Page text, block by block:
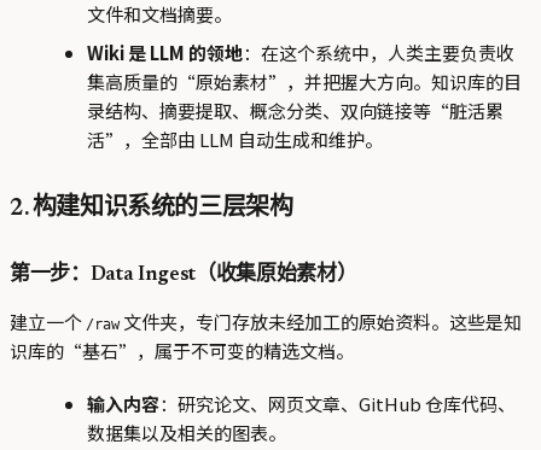
文件和文档摘要。
Wiki 是 LLM 的领地：在这个系统中，人类主要负责收
集高质量的“原始素材”，并把握大方向。知识库的目
录结构、摘要提取、概念分类、双向链接等“脏活累
活”，全部由 LLM 自动生成和维护。
2. 构建知识系统的三层架构
第一步：Data Ingest（收集原始素材）
建立一个 /raw文件夹，专门存放未经加工的原始资料。这些是知
识库的“基石”，属于不可变的精选文档。
输入内容：研究论文、网页文章、GitHub 仓库代码、
数据集以及相关的图表。